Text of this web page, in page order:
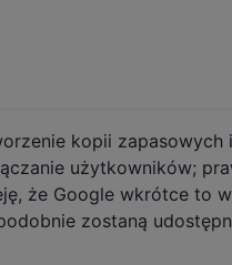
kopii zapasowych
użytkowników;
że Google wkrótce to
zostaną